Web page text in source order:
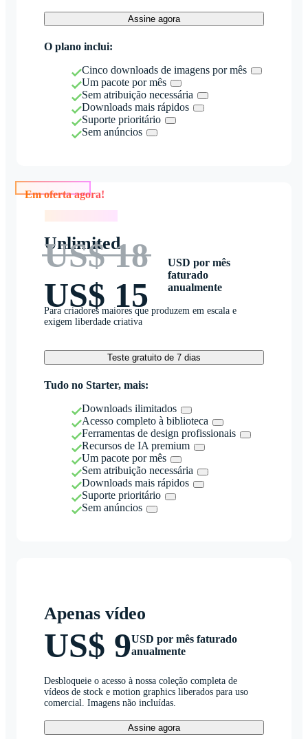
Assine agora
O plano inclui:
Cinco downloads de imagens por mês
Um pacote por mês
Sem atribuição necessária
Downloads mais rápidos
Suporte prioritário
Sem anúncios
Unlimited
US$ 18
US$ 15
USD por mês
faturado
anualmente
Para criadores maiores que produzem em escala e
exigem liberdade criativa
Teste gratuito de 7 dias
Tudo no Starter, mais:
Downloads ilimitados
Acesso completo à biblioteca
Ferramentas de design profissionais
Recursos de IA premium
Um pacote por mês
Sem atribuição necessária
Downloads mais rápidos
Suporte prioritário
Sem anúncios
Apenas vídeo
US$ 9USD por mês faturado
anualmente
Desbloqueie o acesso à nossa coleção completa de
vídeos de stock e motion graphics liberados para uso
comercial. Imagens não incluídas.
Assine agora